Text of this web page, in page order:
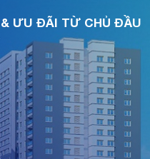
ƯU ĐÃI TỪ CHỦ ĐẦU